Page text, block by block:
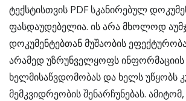
ტექსტისთვის PDF სკანირებულ
ფასდაუდებელია. ის არა მხოლოდ
დოკუმენტებთან მუშაობის
არამედ უზრუნველყოფს ინფორმაციის
ხელმისაწვდომობას და ხელს
მემკვიდრეობის შენარჩუნებას.